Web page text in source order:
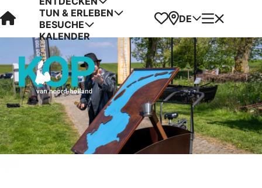
Visit Kop van Holland
TUN & ERLEBEN
BESUCHE
KALENDER
Favoriten
Karte
DE Menü